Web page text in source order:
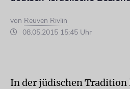
von Reuven Rivlin
08.05.2015 15:45 Uhr
In der jüdischen Tradition